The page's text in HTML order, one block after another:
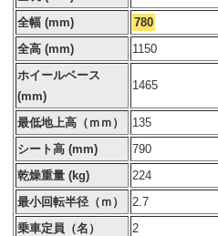
全幅 (mm)
780
全高 (mm)
1150
ホイールベース
(mm)
1465
最低地上高（ｍｍ） 135
シート高 (mm)
790
乾燥重量 (kg)
224
最小回転半径（ｍ）
2.7
乗車定員（名）
2